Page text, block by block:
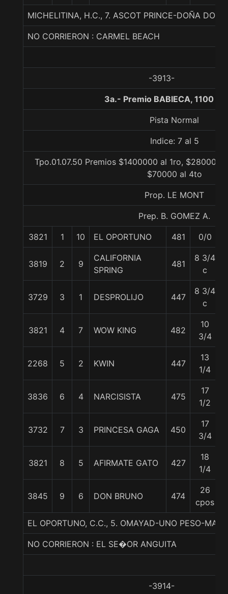
MICHELITINA, H.C., 7. ASCOT PRINCE-DOÑA
NO CORRIERON : CARMEL BEACH
-3913-
3a.- Premio BABIECA, 1100
Pista Normal
Indice: 7 al 5
Tpo.01.07.50 Premios $1400000 al 1ro, $280000
$70000 al 4to
Prop. LE MONT
Prep. B. GOMEZ A.
3821 1 10 EL OPORTUNO 481 0/0
3819 2 9
CALIFORNIA
SPRING
481
8 3/4
c
3729 3 1 DESPROLIJO 447
8 3/4
c
3821 4 7 WOW KING 482
10
3/4
2268 5 2 KWIN 447
13
1/4
3836 6 4 NARCISISTA 475
17
1/2
3732 7 3 PRINCESA GAGA 450
17
3/4
3821 8 5 AFIRMATE GATO 427
18
1/4
3845 9 6 DON BRUNO 474
26
cpos
EL OPORTUNO, C.C., 5. OMAYAD-UNO PESO-
NO CORRIERON : EL SE�OR ANGUITA
-3914-